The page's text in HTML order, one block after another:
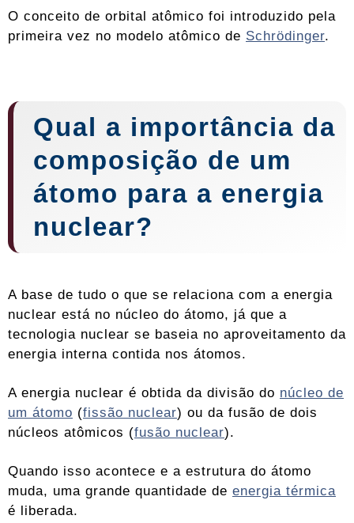
O conceito de orbital atômico foi introduzido pela
primeira vez no modelo atômico de Schrödinger.
Qual a importância da
composição de um
átomo para a energia
nuclear?
A base de tudo o que se relaciona com a energia
nuclear está no núcleo do átomo, já que a
tecnologia nuclear se baseia no aproveitamento da
energia interna contida nos átomos.
A energia nuclear é obtida da divisão do núcleo de
um átomo (fissão nuclear) ou da fusão de dois
núcleos atômicos (fusão nuclear).
Quando isso acontece e a estrutura do átomo
muda, uma grande quantidade de energia térmica
é liberada.